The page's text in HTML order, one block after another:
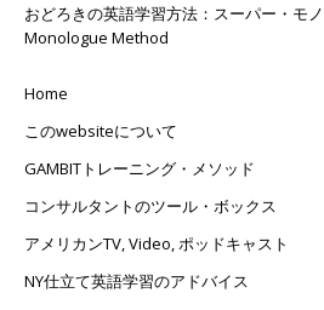
おどろきの英語学習方法：スーパー・モ
Monologue Method
Home
このwebsiteについて
GAMBITトレーニング・メソッド
コンサルタントのツール・ボックス
アメリカンTV, Video, ポッドキャスト
NY仕立て英語学習のアドバイス